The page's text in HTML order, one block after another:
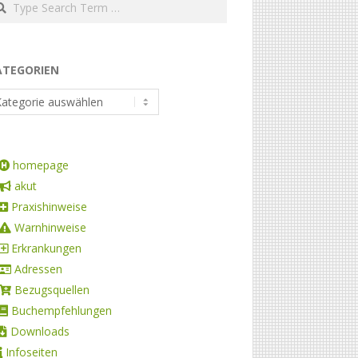
homepage
akut
Praxishinweise
Warnhinweise
Erkrankungen
Adressen
Bezugsquellen
Buchempfehlungen
Downloads
Infoseiten